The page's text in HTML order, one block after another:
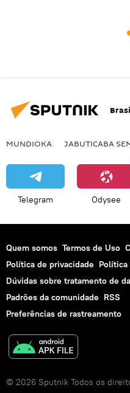
MUNDIOKA JABUTICABA
Telegram Odysee
Quem somos Termos de Uso
Política de privacidade Política
Dúvidas sobre tratamento de
Padrões da comunidade RSS
Preferências de rastreamento
© 2026 Sputnik Todos os